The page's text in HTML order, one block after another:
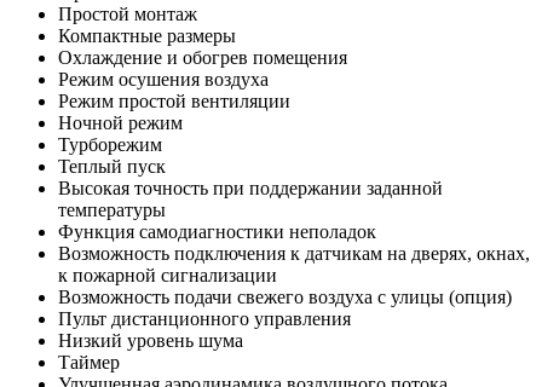
Простой монтаж
Компактные размеры
Охлаждение и обогрев помещения
Режим осушения воздуха
Режим простой вентиляции
Ночной режим
Турборежим
Теплый пуск
Высокая точность при поддержании заданной
температуры
Функция самодиагностики неполадок
Возможность подключения к датчикам на дверях, окнах,
к пожарной сигнализации
Возможность подачи свежего воздуха с улицы (опция)
Пульт дистанционного управления
Низкий уровень шума
Таймер